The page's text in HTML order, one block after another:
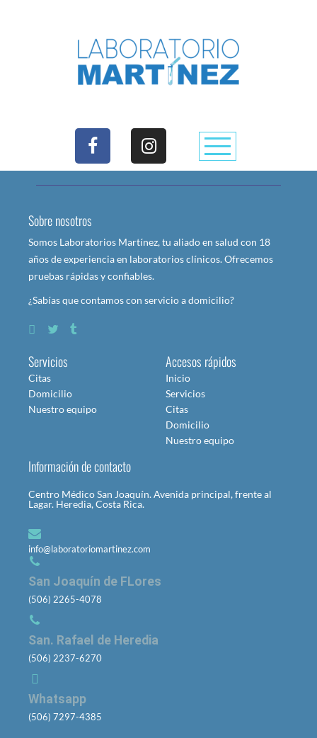
Sobre nosotros
Somos Laboratorios Martínez, tu aliado en salud con 18
años de experiencia en laboratorios clínicos. Ofrecemos
pruebas rápidas y confiables.
¿Sabías que contamos con servicio a domicilio?
Servicios
Citas
Domicilio
Nuestro equipo
Accesos rápidos
Inicio
Servicios
Citas
Domicilio
Nuestro equipo
Información de contacto
Centro Médico San Joaquín. Avenida principal, frente al
Lagar. Heredia, Costa Rica.
info@laboratoriomartinez.com
San Joaquín de FLores
(506) 2265-4078
San. Rafael de Heredia
(506) 2237-6270
Whatsapp
(506) 7297-4385